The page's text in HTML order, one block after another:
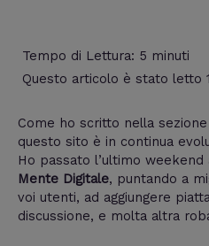
Tempo di Lettura: 5 minuti
Questo articolo è stato letto
Come ho scritto nella sezione
questo sito è in continua
Ho passato l’ultimo
Mente Digitale, puntando a
voi utenti, ad aggiungere
discussione, e molta altra